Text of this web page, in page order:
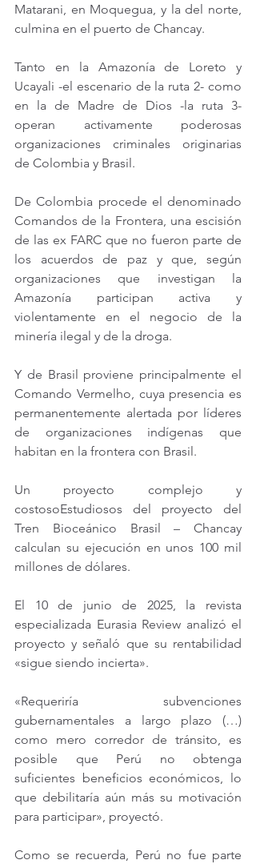
Matarani, en Moquegua, y la del norte,
culmina en el puerto de Chancay.
Tanto en la Amazonía de Loreto y
Ucayali -el escenario de la ruta 2- como
en la de Madre de Dios -la ruta 3-
operan activamente poderosas
organizaciones criminales originarias
de Colombia y Brasil.
De Colombia procede el denominado
Comandos de la Frontera, una escisión
de las ex FARC que no fueron parte de
los acuerdos de paz y que, según
organizaciones que investigan la
Amazonía participan activa y
violentamente en el negocio de la
minería ilegal y de la droga.
Y de Brasil proviene principalmente el
Comando Vermelho, cuya presencia es
permanentemente alertada por líderes
de organizaciones indígenas que
habitan en la frontera con Brasil.
Un proyecto complejo y
costosoEstudiosos del proyecto del
Tren Bioceánico Brasil – Chancay
calculan su ejecución en unos 100 mil
millones de dólares.
El 10 de junio de 2025, la revista
especializada Eurasia Review analizó el
proyecto y señaló que su rentabilidad
«sigue siendo incierta».
«Requeriría subvenciones
gubernamentales a largo plazo (…)
como mero corredor de tránsito, es
posible que Perú no obtenga
suficientes beneficios económicos, lo
que debilitaría aún más su motivación
para participar», proyectó.
Como se recuerda, Perú no fue parte